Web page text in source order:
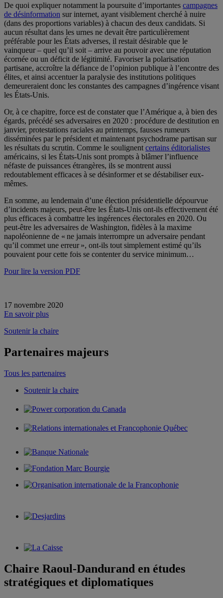
De quoi expliquer notamment la poursuite d’importantes campagnes
de désinformation sur internet, ayant visiblement cherché à nuire
(dans des proportions variables) à chacun des deux candidats. Si
aucun résultat dans les urnes ne devait être particulièrement
préférable pour les États adverses, il restait désirable que le
vainqueur – quel qu’il soit – arrive au pouvoir avec une réputation
écornée ou un déficit de légitimité. Favoriser la polarisation
partisane, accroître la défiance de l’opinion publique à l’encontre des
élites, et ainsi accentuer la paralysie des institutions politiques
demeureraient donc les constantes des campagnes d’ingérence visant
les États-Unis.
Or, à ce chapitre, force est de constater que l’Amérique a, à bien des
égards, précédé ses adversaires en 2020 : procédure de destitution en
janvier, protestations raciales au printemps, fausses rumeurs
disséminées par le président et maintenant psychodrame partisan sur
les résultats du scrutin. Comme le soulignent certains éditorialistes
américains, si les États-Unis sont prompts à blâmer l’influence
néfaste de puissances étrangères, ils se montrent aussi
redoutablement efficaces à se désinformer et se déstabiliser eux-
mêmes.
En somme, au lendemain d’une élection présidentielle dépourvue
d’incidents majeurs, peut-être les États-Unis ont-ils effectivement été
plus efficaces à combattre les ingérences électorales en 2020. Ou
peut-être les adversaires de Washington, fidèles à la maxime
napoléonienne de « ne jamais interrompre un adversaire pendant
qu’il commet une erreur », ont-ils tout simplement estimé qu’ils
pouvaient pour cette fois se contenter du service minimum…
Pour lire la version PDF
17 novembre 2020
En savoir plus
Soutenir la chaire
Partenaires majeurs
Tous les partenaires
Soutenir la chaire
Chaire Raoul-Dandurand en études
stratégiques et diplomatiques